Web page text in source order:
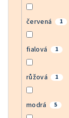
červená 1
fialová 1
růžová 1
modrá 5